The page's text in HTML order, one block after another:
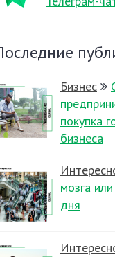
Бизнес
покупка
бизнеса
мозга
дня